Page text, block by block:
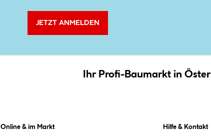
JETZT ANMELDEN
Ihr Profi-Baumarkt in
Online & im Markt Hilfe & Kontakt